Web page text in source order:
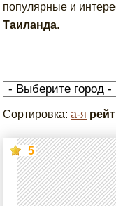
популярные и
Таиланда.
Сортировка:а-я
5